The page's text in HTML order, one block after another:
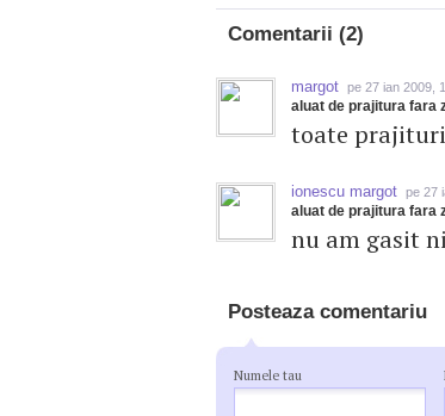
Comentarii (2)
margot pe 27 ian 2009,
aluat de prajitura fara
toate
ionescu margot pe 27
aluat de prajitura fara
nu am gasit
Posteaza comentariu
Numele tau